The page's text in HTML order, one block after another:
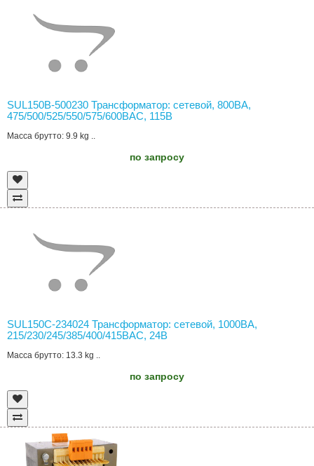
SUL150B-500230 Трансформатор: сетевой, 800ВА,
475/500/525/550/575/600ВAC, 115В
Масса брутто: 9.9 kg ..
по запросу
SUL150C-234024 Трансформатор: сетевой, 1000ВА,
215/230/245/385/400/415ВAC, 24В
Масса брутто: 13.3 kg ..
по запросу